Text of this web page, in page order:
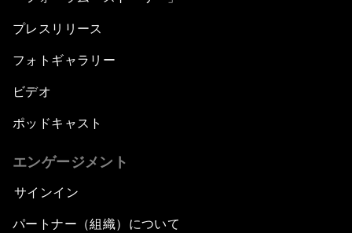
プレスリリース
フォトギャラリー
ビデオ
ポッドキャスト
エンゲージメント
サインイン
パートナー（組織）について